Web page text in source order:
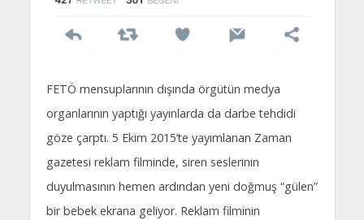
FETÖ mensuplarının dışında örgütün medya
organlarının yaptığı yayınlarda da darbe tehdidi
göze çarptı. 5 Ekim 2015’te yayımlanan Zaman
gazetesi reklam filminde, siren seslerinin
duyulmasının hemen ardından yeni doğmuş “gülen”
bir bebek ekrana geliyor. Reklam filminin